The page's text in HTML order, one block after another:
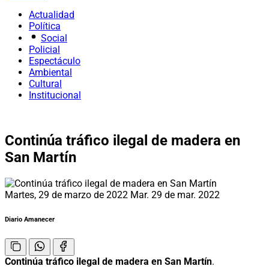
Actualidad
Política
Social
Policial
Espectáculo
Ambiental
Cultural
Institucional
Continúa tráfico ilegal de madera en
San Martín
Martes, 29 de marzo de 2022 Mar. 29 de mar. 2022
Diario Amanecer
Continúa tráfico ilegal de madera en San Martín.